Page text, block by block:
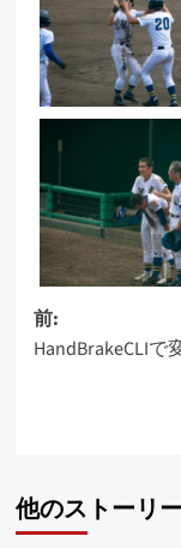
投
稿
ー
前:
HandBrakeCLIで
他のストーリー